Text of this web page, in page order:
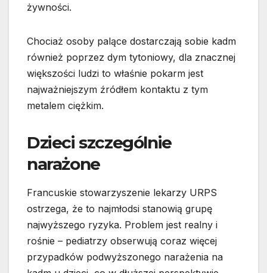
żywności.
Chociaż osoby palące dostarczają sobie kadm
również poprzez dym tytoniowy, dla znacznej
większości ludzi to właśnie pokarm jest
najważniejszym źródłem kontaktu z tym
metalem ciężkim.
Dzieci szczególnie
narażone
Francuskie stowarzyszenie lekarzy URPS
ostrzega, że to najmłodsi stanowią grupę
najwyższego ryzyka. Problem jest realny i
rośnie – pediatrzy obserwują coraz więcej
przypadków podwyższonego narażenia na